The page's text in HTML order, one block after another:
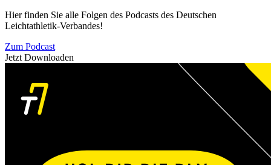
Hier finden Sie alle Folgen des Podcasts des Deutschen
Leichtathletik-Verbandes!
Zum Podcast
Jetzt Downloaden